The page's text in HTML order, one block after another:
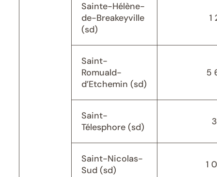
Sainte-Hélène-
de-Breakeyville
(sd)
1
Saint-
Romuald-
d’Etchemin (sd)
5
Saint-
Télesphore (sd)
Saint-Nicolas-
Sud (sd)
1